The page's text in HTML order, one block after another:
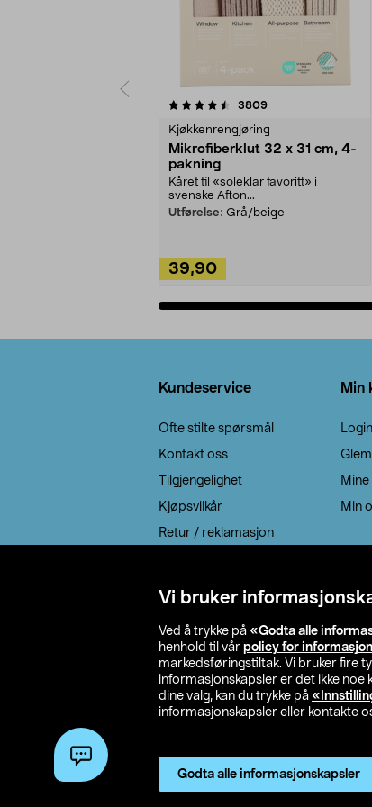
Vi bruker
Ved å trykke på «Godta alle
henhold til vår policy for
markedsføringstiltak. Vi bruker fire
informasjonskapsler er det ikke
dine valg, kan du trykke på
informasjonskapsler eller kontakte
Godta alle informasjonskapsler
3809anmeldelser
Kjøkkenrengjøring
Mikrofiberklut 32 x 31 cm, 4-
pakning
Kåret til «soleklar favoritt» i
svenske Afton...
Utførelse: Grå/beige
39,90
4.5av 5 stjerner
Kundeservice
Ofte stilte spørsmål
Kontakt oss
Tilgjengelighet
Kjøpsvilkår
Retur / reklamasjon
Min
Min